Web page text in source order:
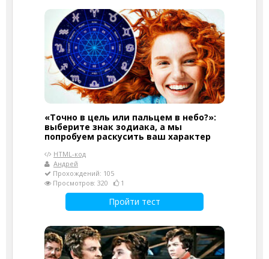
«Точно в цель или пальцем в небо?»:
выберите знак зодиака, а мы
попробуем раскусить ваш характер
HTML-код
Андрей
Прохождений: 105
Просмотров: 320
1
Пройти тест